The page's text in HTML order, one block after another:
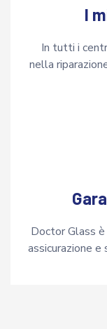
I
In tutti i
nella
Doctor Glass
assicurazione